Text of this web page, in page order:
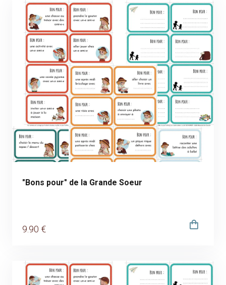
"Bons pour" de la Grande Soeur
9 .90 €